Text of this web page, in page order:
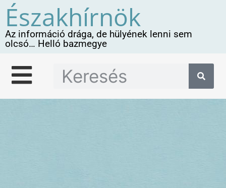
Északhírnök
Az információ drága, de hülyének lenni sem
olcsó… Helló bazmegye